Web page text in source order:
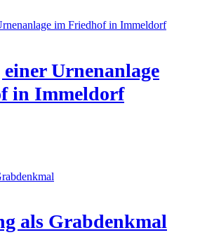
Urnenanlage
in Immeldorf
als Grabdenkmal